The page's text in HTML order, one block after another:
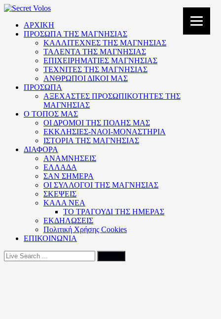
ΑΡΧΙΚΗ
ΠΡΟΣΩΠΑ ΤΗΣ ΜΑΓΝΗΣΙΑΣ
ΚΑΛΛΙΤΕΧΝΕΣ ΤΗΣ ΜΑΓΝΗΣΙΑΣ
ΤΑΛΕΝΤΑ ΤΗΣ ΜΑΓΝΗΣΙΑΣ
ΕΠΙΧΕΙΡΗΜΑΤΙΕΣ ΜΑΓΝΗΣΙΑΣ
ΤΕΧΝΙΤΕΣ ΤΗΣ ΜΑΓΝΗΣΙΑΣ
ΑΝΘΡΩΠΟΙ ΔΙΚΟΙ ΜΑΣ
ΠΡΟΣΩΠΑ
ΑΞΕΧΑΣΤΕΣ ΠΡΟΣΩΠΙΚΟΤΗΤΕΣ ΤΗΣ
ΜΑΓΝΗΣΙΑΣ
Ο ΤΟΠΟΣ ΜΑΣ
ΟΙ ΔΡΟΜΟΙ ΤΗΣ ΠΟΛΗΣ ΜΑΣ
ΕΚΚΛΗΣΙΕΣ-ΝΑΟΙ-ΜΟΝΑΣΤΗΡΙΑ
ΙΣΤΟΡΙΑ ΤΗΣ ΜΑΓΝΗΣΙΑΣ
ΔΙΑΦΟΡΑ
ΑΝΑΜΝΗΣΕΙΣ
ΕΛΛΑΔΑ
ΣΑΝ ΣΗΜΕΡΑ
ΟΙ ΣΥΛΛΟΓΟΙ ΤΗΣ ΜΑΓΝΗΣΙΑΣ
ΣΚΕΨΕΙΣ
ΚΑΛΑ ΝΕΑ
ΤΟ ΤΡΑΓΟΥΔΙ ΤΗΣ ΗΜΕΡΑΣ
ΕΚΔΗΛΩΣΕΙΣ
Πολιτική Xρήσης Cookies
ΕΠΙΚΟΙΝΩΝΙΑ